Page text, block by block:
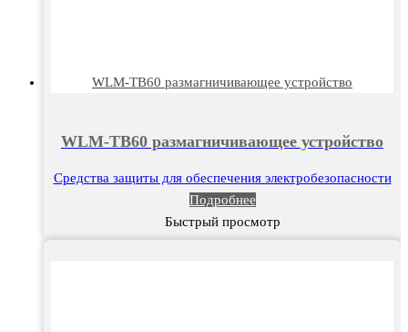
WLM-TB60 размагничивающее устройство
WLM-TB60 размагничивающее устройство
Средства защиты для обеспечения электробезопасности
Подробнее
Быстрый просмотр